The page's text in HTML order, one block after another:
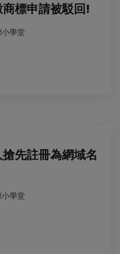
標申請被駁回!
小學堂
先註冊為網域名
小學堂